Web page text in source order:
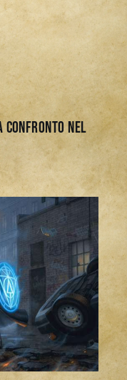
Confronto nel